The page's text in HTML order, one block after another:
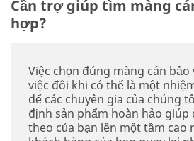
Cần trợ giúp tìm màng
hợp?
Việc chọn đúng màng cán
việc đôi khi có thể là một
để các chuyên gia của chúng
định sản phẩm hoàn hảo giúp
theo của bạn lên một tầm